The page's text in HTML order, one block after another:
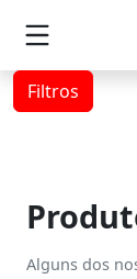
Filtros
Alguns dos